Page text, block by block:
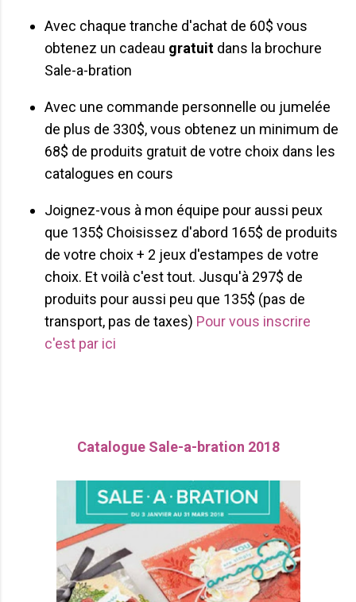
Avec chaque tranche d'achat de 60$ vous
obtenez un cadeau gratuit dans la brochure
Sale-a-bration
Avec une commande personnelle ou jumelée
de plus de 330$, vous obtenez un minimum de
68$ de produits gratuit de votre choix dans les
catalogues en cours
Joignez-vous à mon équipe pour aussi peux
que 135$ Choisissez d'abord 165$ de produits
de votre choix + 2 jeux d'estampes de votre
choix. Et voilà c'est tout. Jusqu'à 297$ de
produits pour aussi peu que 135$ (pas de
transport, pas de taxes) Pour vous inscrire
c'est par ici
Catalogue Sale-a-bration 2018